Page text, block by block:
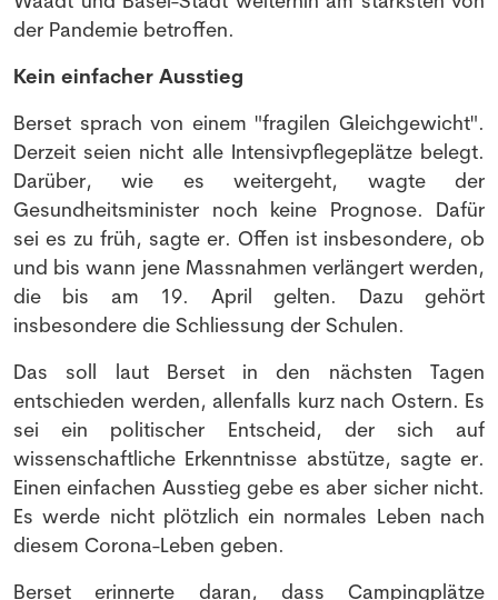
der Pandemie betroffen.
Kein einfacher Ausstieg
Berset sprach von einem "fragilen Gleichgewicht".
Derzeit seien nicht alle Intensivpflegeplätze belegt.
Darüber, wie es weitergeht, wagte der
Gesundheitsminister noch keine Prognose. Dafür
sei es zu früh, sagte er. Offen ist insbesondere, ob
und bis wann jene Massnahmen verlängert werden,
die bis am 19. April gelten. Dazu gehört
insbesondere die Schliessung der Schulen.
Das soll laut Berset in den nächsten Tagen
entschieden werden, allenfalls kurz nach Ostern. Es
sei ein politischer Entscheid, der sich auf
wissenschaftliche Erkenntnisse abstütze, sagte er.
Einen einfachen Ausstieg gebe es aber sicher nicht.
Es werde nicht plötzlich ein normales Leben nach
diesem Corona-Leben geben.
Berset erinnerte daran, dass Campingplätze
NEWSLETTER
Anmeldung Newsletter
Melde dich kostenlos für unseren Newsletter
an und erhalte einmal pro Woche die neusten
Stellenangebote und News aus der Welt der
Pharmazie und Medizin.